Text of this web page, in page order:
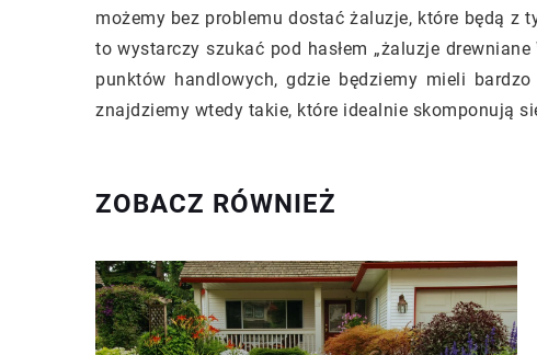
możemy bez problemu dostać żaluzje, które będą z
to wystarczy szukać pod hasłem „żaluzje
punktów handlowych, gdzie będziemy mieli
znajdziemy wtedy takie, które idealnie skomponują
ZOBACZ RÓWNIEŻ